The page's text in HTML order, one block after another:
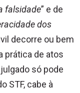
falsidade” e de
dos
decorre ou bem
prática de atos
só pode
STF, cabe à